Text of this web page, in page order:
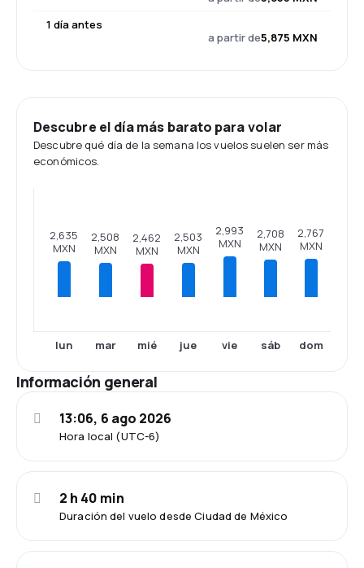
1 día antes
a partir de5,875 MXN
Descubre el día más barato para volar
Descubre qué día de la semana los vuelos suelen ser más
económicos.
2,635
MXN
lun
2,508
MXN
mar
2,462
MXN
mié
2,503
MXN
jue
2,993
MXN
vie
2,708
MXN
sáb
2,767
MXN
dom
Información general
Hora local (UTC-6)
13:06, 6 ago 2026
Duración del vuelo desde Ciudad de México
2 h 40 min